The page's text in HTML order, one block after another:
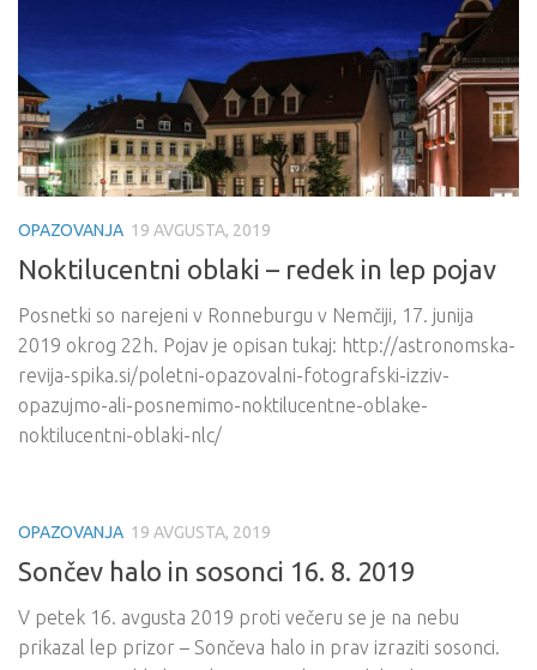
OPAZOVANJA 19 AVGUSTA, 2019
Noktilucentni oblaki – redek in lep pojav
Posnetki so narejeni v Ronneburgu v Nemčiji, 17. junija
2019 okrog 22h. Pojav je opisan tukaj: http://astronomska-
revija-spika.si/poletni-opazovalni-fotografski-izziv-
opazujmo-ali-posnemimo-noktilucentne-oblake-
noktilucentni-oblaki-nlc/
OPAZOVANJA 19 AVGUSTA, 2019
Sončev halo in sosonci 16. 8. 2019
V petek 16. avgusta 2019 proti večeru se je na nebu
prikazal lep prizor – Sončeva halo in prav izraziti sosonci.